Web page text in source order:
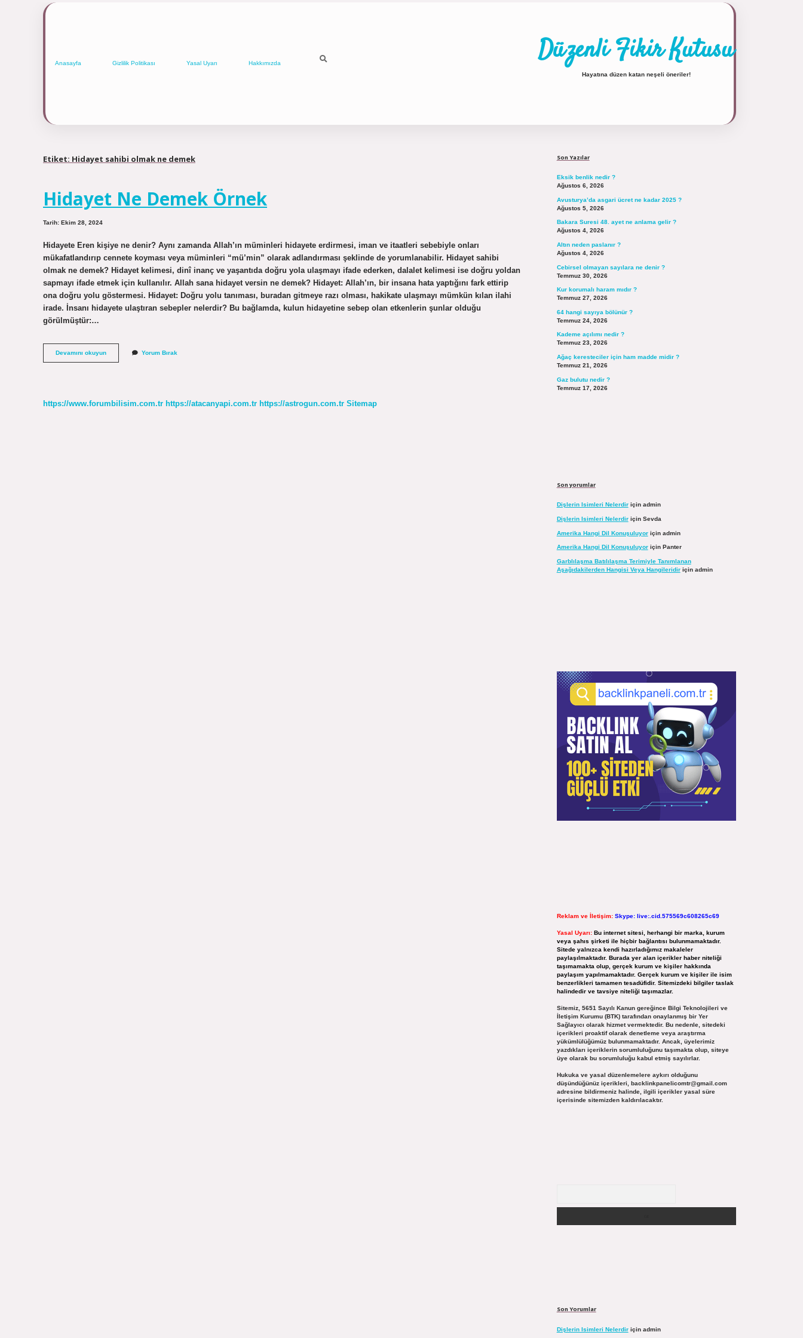
Anasayfa Gizlilik Politikası Yasal Uyarı Hakkımızda Düzenli Fikir Kutusu
Hayatına düzen katan neşeli öneriler!
Etiket: Hidayet sahibi olmak ne demek
Hidayet Ne Demek Örnek
Tarih: Ekim 28, 2024
Hidayete Eren kişiye ne denir? Aynı zamanda Allah’ın müminleri hidayete erdirmesi, iman ve itaatleri sebebiyle onları
mükafatlandırıp cennete koyması veya müminleri “mü’min” olarak adlandırması şeklinde de yorumlanabilir. Hidayet sahibi
olmak ne demek? Hidayet kelimesi, dinî inanç ve yaşantıda doğru yola ulaşmayı ifade ederken, dalalet kelimesi ise doğru yoldan
sapmayı ifade etmek için kullanılır. Allah sana hidayet versin ne demek? Hidayet: Allah’ın, bir insana hata yaptığını fark ettirip
ona doğru yolu göstermesi. Hidayet: Doğru yolu tanıması, buradan gitmeye razı olması, hakikate ulaşmayı mümkün kılan ilahi
irade. İnsanı hidayete ulaştıran sebepler nelerdir? Bu bağlamda, kulun hidayetine sebep olan etkenlerin şunlar olduğu
görülmüştür:…
Devamını okuyunHidayet
Ne
Yorum Bırak
https://www.forumbilisim.com.tr https://atacanyapi.com.tr https://astrogun.com.tr Sitemap
Son Yazılar
Eksik benlik nedir ?
Ağustos 6, 2026
Avusturya’da asgari ücret ne kadar 2025 ?
Ağustos 5, 2026
Bakara Suresi 48. ayet ne anlama gelir ?
Ağustos 4, 2026
Altın neden paslanır ?
Ağustos 4, 2026
Cebirsel olmayan sayılara ne denir ?
Temmuz 30, 2026
Kur korumalı haram mıdır ?
Temmuz 27, 2026
64 hangi sayıya bölünür ?
Temmuz 24, 2026
Kademe açılımı nedir ?
Temmuz 23, 2026
Ağaç keresteciler için ham madde midir ?
Temmuz 21, 2026
Gaz bulutu nedir ?
Temmuz 17, 2026
Son yorumlar
Dişlerin Isimleri Nelerdiriçin admin
Dişlerin Isimleri Nelerdiriçin Sevda
Amerika Hangi Dil Konuşuluyoriçin admin
Amerika Hangi Dil Konuşuluyoriçin Panter
Garblılaşma Batılılaşma Terimiyle Tanımlanan
Aşağıdakilerden Hangisi Veya Hangileridiriçin admin
Reklam ve İletişim: Skype: live:.cid.575569c608265c69
Yasal Uyarı: Bu internet sitesi, herhangi bir marka, kurum
veya şahıs şirketi ile hiçbir bağlantısı bulunmamaktadır.
Sitede yalnızca kendi hazırladığımız makaleler
paylaşılmaktadır. Burada yer alan içerikler haber niteliği
taşımamakta olup, gerçek kurum ve kişiler hakkında
paylaşım yapılmamaktadır. Gerçek kurum ve kişiler ile isim
benzerlikleri tamamen tesadüfidir. Sitemizdeki bilgiler taslak
halindedir ve tavsiye niteliği taşımazlar.
Sitemiz, 5651 Sayılı Kanun gereğince Bilgi Teknolojileri ve
İletişim Kurumu (BTK) tarafından onaylanmış bir Yer
Sağlayıcı olarak hizmet vermektedir. Bu nedenle, sitedeki
içerikleri proaktif olarak denetleme veya araştırma
yükümlülüğümüz bulunmamaktadır. Ancak, üyelerimiz
yazdıkları içeriklerin sorumluluğunu taşımakta olup, siteye
üye olarak bu sorumluluğu kabul etmiş sayılırlar.
Hukuka ve yasal düzenlemelere aykırı olduğunu
düşündüğünüz içerikleri, backlinkpanelicomtr@gmail.com
adresine bildirmeniz halinde, ilgili içerikler yasal süre
içerisinde sitemizden kaldırılacaktır.
Son Yorumlar
Dişlerin Isimleri Nelerdiriçin admin